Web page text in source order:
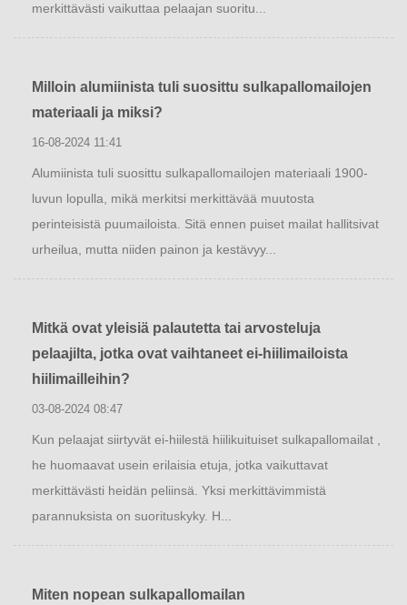
merkittävästi vaikuttaa pelaajan suoritu...
Milloin alumiinista tuli suosittu sulkapallomailojen
materiaali ja miksi?
16-08-2024 11:41
Alumiinista tuli suosittu sulkapallomailojen materiaali 1900-
luvun lopulla, mikä merkitsi merkittävää muutosta
perinteisistä puumailoista. Sitä ennen puiset mailat hallitsivat
urheilua, mutta niiden painon ja kestävyy...
Mitkä ovat yleisiä palautetta tai arvosteluja
pelaajilta, jotka ovat vaihtaneet ei-hiilimailoista
hiilimailleihin?
03-08-2024 08:47
Kun pelaajat siirtyvät ei-hiilestä hiilikuituiset sulkapallomailat ,
he huomaavat usein erilaisia ​​etuja, jotka vaikuttavat
merkittävästi heidän peliinsä. Yksi merkittävimmistä
parannuksista on suorituskyky. H...
Miten nopean sulkapallomailan